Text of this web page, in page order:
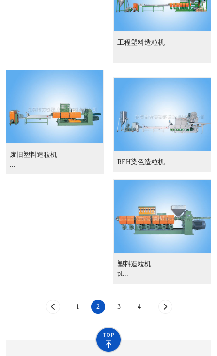
工程塑料造粒机
废旧塑料造粒机
REH染色造粒机
塑料造粒机
pl...
1 2 3 4